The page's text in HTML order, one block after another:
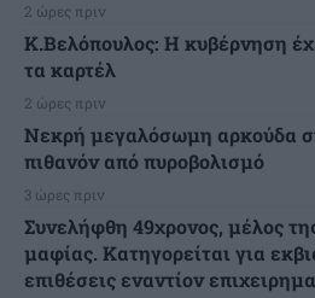
2 ώρες πριν
Κ.Βελόπουλος: Η κυβέρνηση
τα καρτέλ
2 ώρες πριν
Νεκρή μεγαλόσωμη αρκούδα
πιθανόν από πυροβολισμό
3 ώρες πριν
Συνελήφθη 49χρονος, μέλος
μαφίας. Κατηγορείται για
επιθέσεις εναντίον